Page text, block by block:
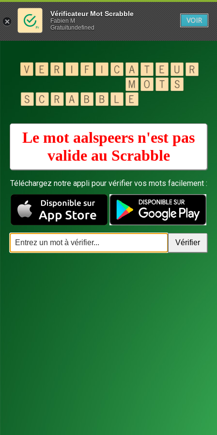
Le mot aalspeers n'est pas
valide au Scrabble
Téléchargez notre appli pour vérifier vos mots facilement :
Vérificateur Mot Scrabble
Fabien M
Gratuitundefined
VOIR